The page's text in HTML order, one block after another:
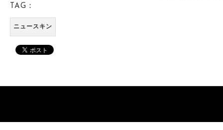
TAG：
ニュースキン